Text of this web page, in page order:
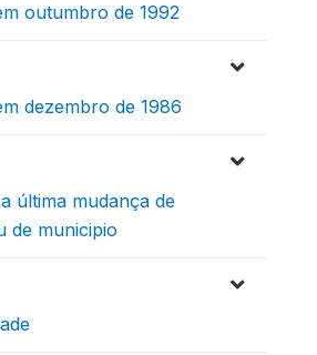
outumbro de 1992
dezembro de 1986
última mudança de
de municipio